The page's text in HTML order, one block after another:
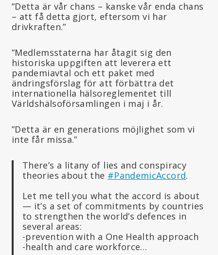
”Detta är vår chans – kanske vår enda chans
– att få detta gjort, eftersom vi har
drivkraften.”
”Medlemsstaterna har åtagit sig den
historiska uppgiften att leverera ett
pandemiavtal och ett paket med
ändringsförslag för att förbättra det
internationella hälsoreglementet till
Världshälsoförsamlingen i maj i år.
”Detta är en generations möjlighet som vi
inte får missa.”
There’s a litany of lies and conspiracy
theories about the #PandemicAccord.
Let me tell you what the accord is about
— it’s a set of commitments by countries
to strengthen the world’s defences in
several areas:
-prevention with a One Health approach
-health and care workforce…